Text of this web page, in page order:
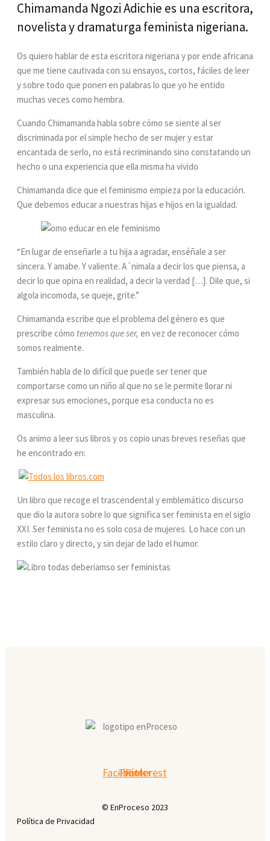
Chimamanda Ngozi Adichie es una escritora,
novelista y dramaturga feminista nigeriana.
Os quiero hablar de esta escritora nigeriana y por ende africana
que me tiene cautivada con su ensayos, cortos, fáciles de leer
y sobre todo que ponen en palabras lo que yo he entido
muchas veces como hembra.
Cuando Chimamanda habla sobre cómo se siente al ser
discriminada por el simple hecho de ser mujer y estar
encantada de serlo, no está recriminando sino constatando un
hecho o una experiencia que ella misma ha vivido
Chimamanda dice que el feminismo empieza por la educación.
Que debemos educar a nuestras hijas e hijos en la igualdad.
“En lugar de enseñarle a tu hija a agradar, enséñale a ser
sincera. Y amabe. Y valiente. A´nimala a decir los que piensa, a
decir lo que opina en realidad, a decir la verdad […]. Dile que, si
algola incomoda, se queje, grite.”
Chimamanda escribe que el problema del género es que
prescribe cómo tenemos que ser, en vez de reconocer cómo
somos realmente.
También habla de lo difícil que puede ser tener que
comportarse como un niño al que no se le permite llorar ni
expresar sus emociones, porque esa conducta no es
masculina.
Os animo a leer sus libros y os copio unas breves reseñas que
he encontrado en:
Un libro que recoge el trascendental y emblemático discurso
que dio la autora sobre lo que significa ser feminista en el siglo
XXI. Ser feminista no es solo cosa de mujeres. Lo hace con un
estilo claro y directo, y sin dejar de lado el humor.
Facebook
Twitter
Pinterest
© EnProceso 2023
Política de Privacidad